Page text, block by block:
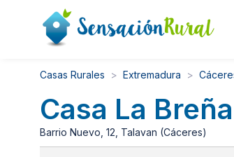
Casas Rurales Extremadura
Casa La Breña
Barrio Nuevo, 12, Talavan (Cáceres)